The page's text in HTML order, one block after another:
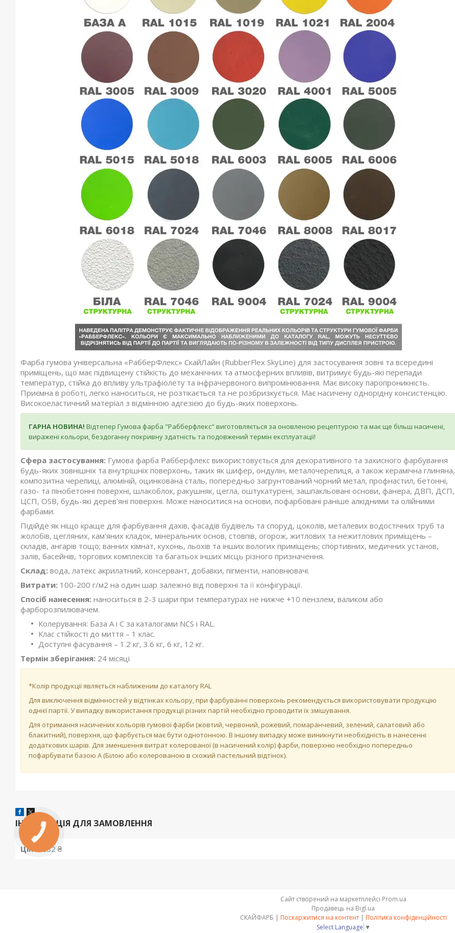
Фарба гумова універсальна «РабберФлекс» СкайЛайн (RubberFlex SkyLine) для застосування зовні та всередині
приміщень, що має підвищену стійкість до механічних та атмосферних впливів, витримує будь-які перепади
температур, стійка до впливу ультрафіолету та інфрачервоного випромінювання. Має високу паропроникність.
Приємна в роботі, легко наноситься, не розтікається та не розбризкується. Має насичену однорідну консистенцію.
Високоеластичний матеріал з відмінною адгезією до будь-яких поверхонь.
ГАРНА НОВИНА! Відтепер Гумова фарба "Рабберфлекс" виготовляється за оновленою рецептурою та має ще більш насичені,
виражені кольори, бездоганну покривну здатність та подовжений термін експлуатації!
Сфера застосування: Гумова фарба Рабберфлекс використовується для декоративного та захисного фарбування
будь-яких зовнішніх та внутрішніх поверхонь, таких як шифер, ондулін, металочерепиця, а також керамічна глиняна,
композитна черепиці, алюміній, оцинкована сталь, попередньо загрунтований чорний метал, профнастил, бетонні,
газо- та пінобетонні поверхні, шлакоблок, ракушняк, цегла, оштукатурені, зашпакльовані основи, фанера, ДВП, ДСП,
ЦСП, OSB, будь-які дерев'яні поверхні. Може наноситися на основи, пофарбовані раніше алкідними та олійними
фарбами.
Підійде як ніщо краще для фарбування дахів, фасадів будівель та споруд, цоколів, металевих водостічних труб та
жолобів, цегляних, кам'яних кладок, мінеральних основ, стовпів, огорож, житлових та нежитлових приміщень –
складів, ангарів тощо; ванних кімнат, кухонь, льохів та інших вологих приміщень; спортивних, медичних установ,
залів, басейнів, торгових комплексів та багатьох інших місць різного призначення.
Склад: вода, латекс акрилатний, консервант, добавки, пігменти, наповнювачі.
Витрати: 100-200 г/м2 на один шар залежно від поверхні та її конфігурації.
Спосіб нанесення: наноситься в 2-3 шари при температурах не нижче +10 пензлем, валиком або
фарборозпилювачем.
Колерування: База А і С за каталогами NCS і RAL.
Клас стійкості до миття – 1 клас.
Доступні фасування – 1.2 кг, 3.6 кг, 6 кг, 12 кг.
Термін зберігання: 24 місяці
*Колір продукції являється наближеним до каталогу RAL
Для виключення відмінностей у відтінках кольору, при фарбуванні поверхонь рекомендується використовувати продукцію
однієї партії. У випадку використання продукції різних партій необхідно проводити їх змішування.
Для отримання насичених кольорів гумової фарби (жовтий, червоний, рожевий, помаранчевий, зелений, салатовий або
блакитний), поверхня, що фарбується має бути однотонною. В іншому випадку може виникнути необхідність в нанесенні
додаткових шарів. Для зменшення витрат колерованої (в насичений колір) фарби, поверхню необхідно попередньо
пофарбувати базою А (Білою або колерованою в схожий пастельний відтінок).
ІНФОРМАЦІЯ ДЛЯ ЗАМОВЛЕННЯ
Ціна: 282 ₴
Сайт створений на маркетплейсі Prom.ua
Продавець на Bigl.ua
СКАЙФАРБ | Поскаржитися на контент | Політика конфіденційності
Select Language ▼